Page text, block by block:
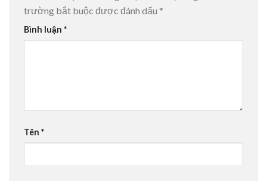
trường bắt buộc được đánh dấu *
Bình luận *
Tên *